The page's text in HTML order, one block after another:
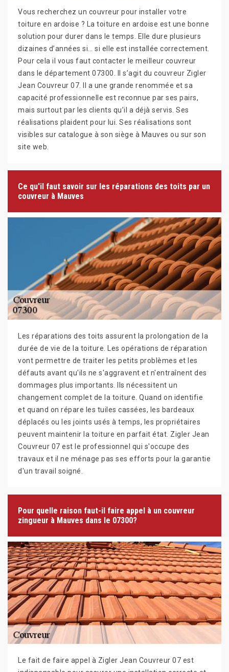
Vous recherchez un couvreur pour installer votre
toiture en ardoise ? La toiture en ardoise est une bonne
solution pour durer dans le temps. Elle dure plusieurs
dizaines d’années si… si elle est installée correctement.
Pour cela il vous faut contacter le meilleur couvreur
dans le département 07300. Il s’agit du couvreur Zigler
Jean Couvreur 07. Il a une grande renommée et sa
capacité professionnelle est reconnue par ses pairs,
mais surtout par les clients qu’il a déjà servis. Ses
réalisations plaident pour lui. Ses réalisations sont
visibles sur catalogue à son siège à Mauves ou sur son
site web.
Ce qu'il faut savoir sur les réparations des toits par un
couvreur à Mauves
Les réparations des toits assurent la prolongation de la
durée de vie de la toiture. Les opérations de réparation
vont permettre de traiter les petits problèmes et les
défauts avant qu'ils ne s'aggravent et n'entraînent des
dommages plus importants. Ils nécessitent un
changement complet de la toiture. Quand on identifie
et quand on répare les tuiles cassées, les bardeaux
déplacés ou les joints usés à temps, les propriétaires
peuvent maintenir la toiture en parfait état. Zigler Jean
Couvreur 07 est le professionnel qui s'occupe des
travaux et il ne ménage pas ses efforts pour la garantie
d'un travail soigné.
Pour quelle raison faut-il faire appel à un couvreur
zingueur à Mauves dans le 07300?
Le fait de faire appel à Zigler Jean Couvreur 07 est